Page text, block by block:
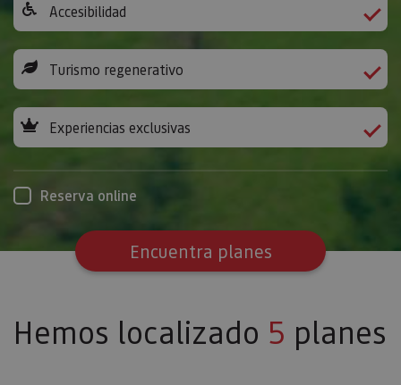
Accesibilidad
Turismo regenerativo
Experiencias exclusivas
Reserva online
Encuentra planes
Hemos localizado 5 planes